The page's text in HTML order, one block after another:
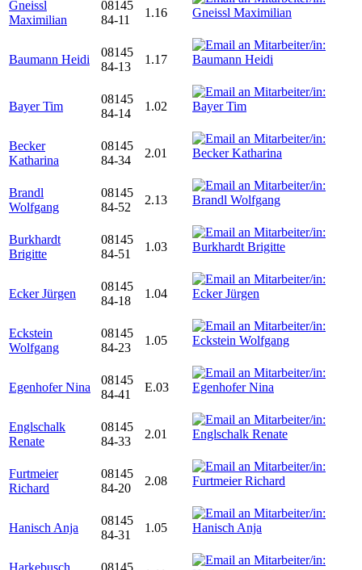
Gneissl
Maximilian
08145
84-11
1.16
Baumann Heidi
08145
84-13
1.17
Bayer Tim
08145
84-14
1.02
Becker
Katharina
08145
84-34
2.01
Brandl
Wolfgang
08145
84-52
2.13
Burkhardt
Brigitte
08145
84-51
1.03
Ecker Jürgen
08145
84-18
1.04
Eckstein
Wolfgang
08145
84-23
1.05
Egenhofer Nina
08145
84-41
E.03
Englschalk
Renate
08145
84-33
2.01
Furtmeier
Richard
08145
84-20
2.08
Hanisch Anja
08145
84-31
1.05